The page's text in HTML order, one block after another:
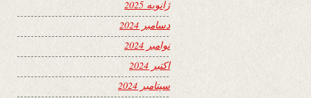
ژانویه 2025
دسامبر 2024
نوامبر 2024
اکتبر 2024
سپتامبر 2024